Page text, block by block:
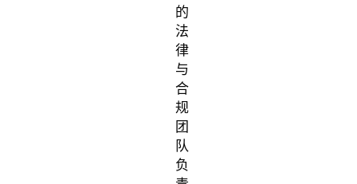
的
法
律
与
合
规
团
队
负